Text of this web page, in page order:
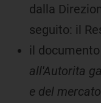
dalla
seguito: il
il documento
all'Autorita
e del